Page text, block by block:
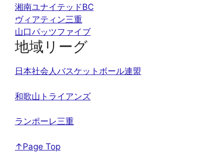
湘南ユナイテッドBC
ヴィアティン三重
山口パッツファイブ
地域リーグ
日本社会人バスケットボール連盟
和歌山トライアンズ
ランポーレ三重
↑Page Top